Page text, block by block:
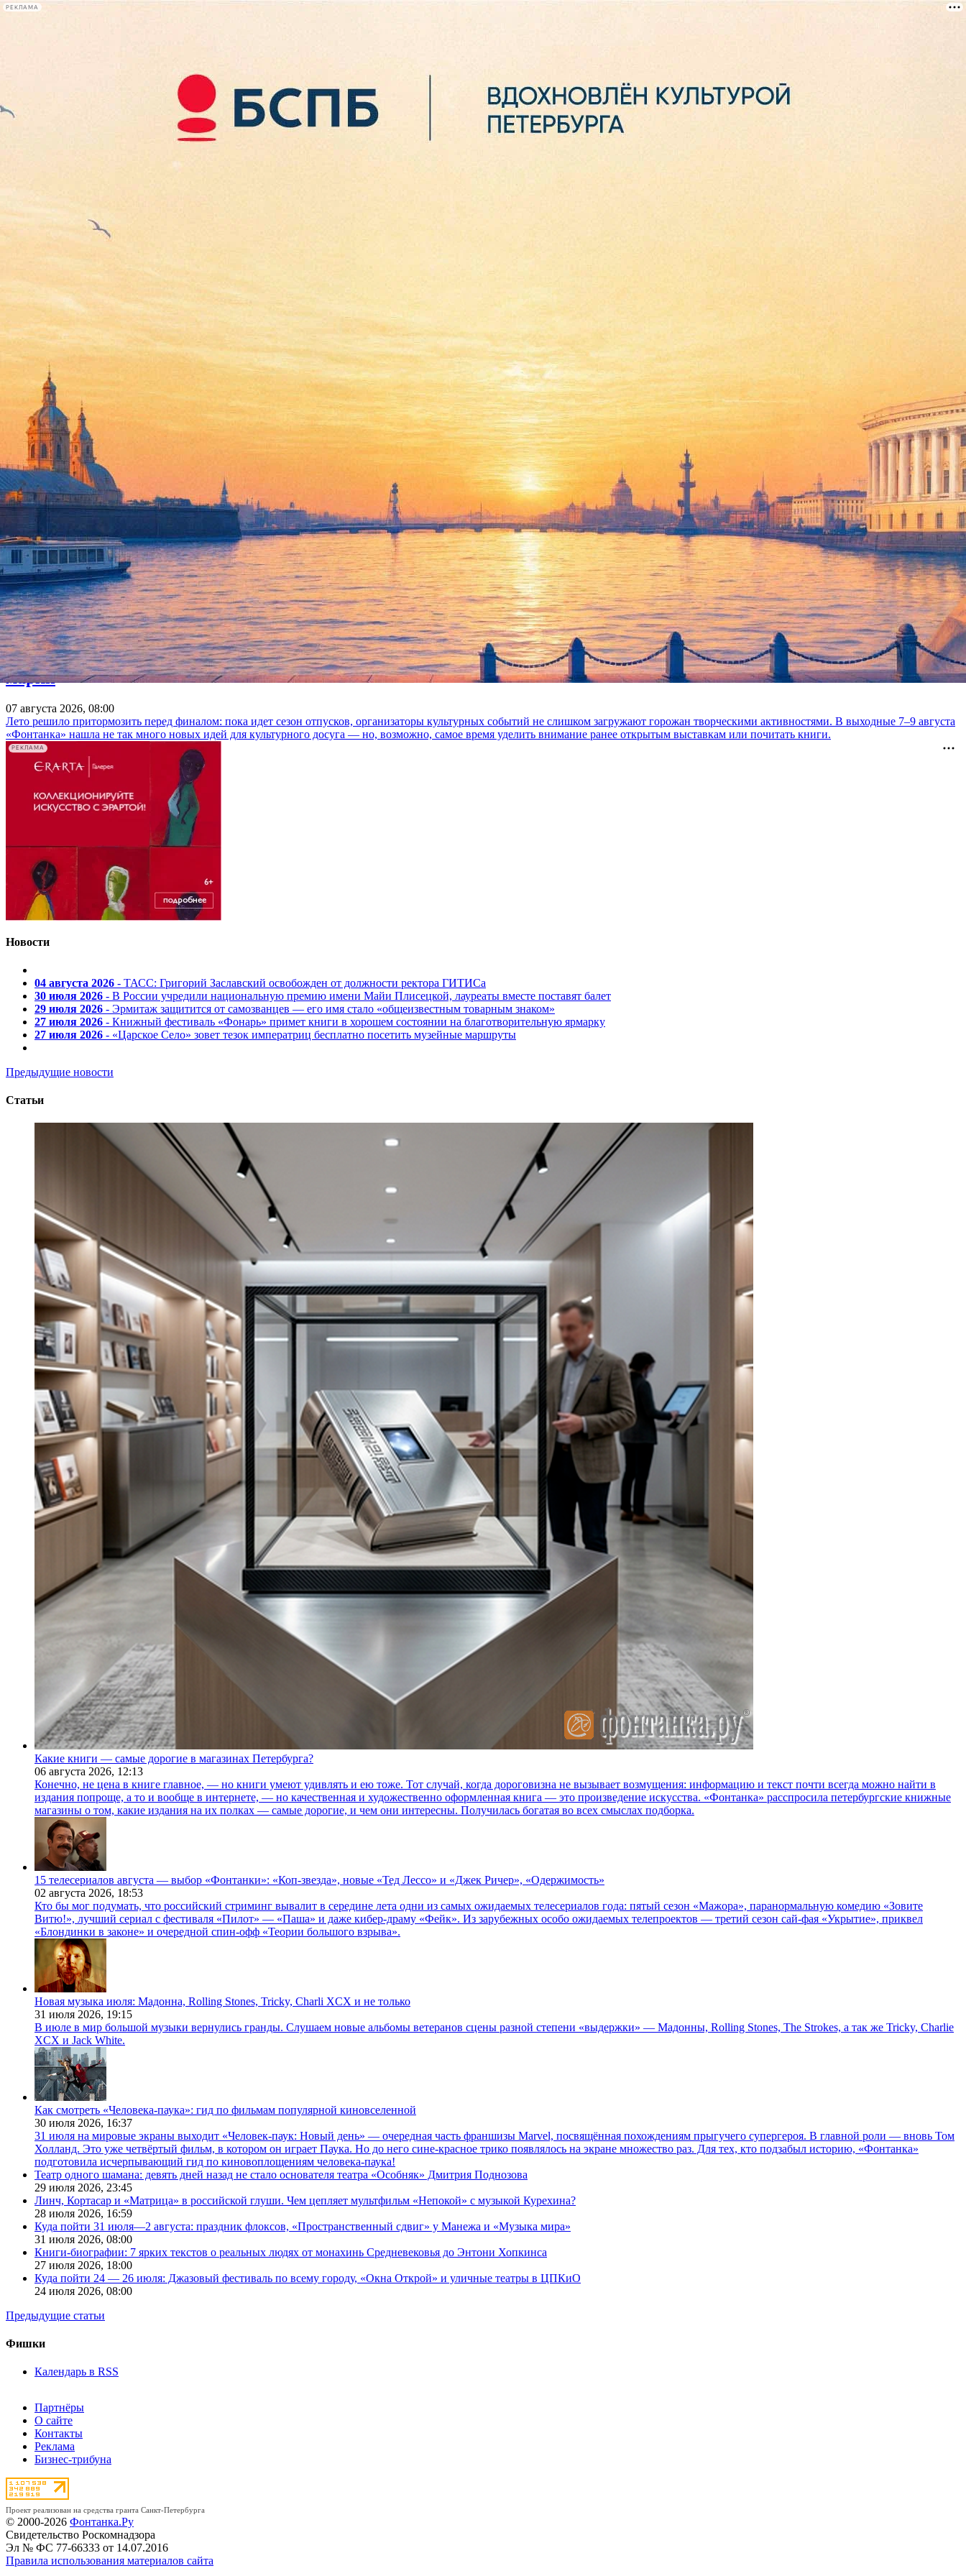
РЕКЛАМА
лекции
книги
20 апреля 2019, суббота
«Выброшен за анонимку». Роман Полански намерен вернуться в Американскую киноакадемию после скандала с #MeeToo
14:58:
Клоунесса, футболист и дрессировщик морских львов: 9 молодых артистов, которые изменят ваше представление о цирке
26 апреля, 31 мая и 28 июня - Театр Эстрады научит вас жениться
Архив предыдущих материалов
Куда пойти 7–9 августа: «Пикник Афиши», песни «Короля и Шута» в Ледовом, день рождения Зощенко и кубинские
марки
07 августа 2026, 08:00
Лето решило притормозить перед финалом: пока идет сезон отпусков, организаторы культурных событий не слишком загружают горожан творческими активностями. В выходные 7–9 августа
«Фонтанка» нашла не так много новых идей для культурного досуга — но, возможно, самое время уделить внимание ранее открытым выставкам или почитать книги.
РЕКЛАМА
Новости
04 августа 2026 - ТАСС: Григорий Заславский освобожден от должности ректора ГИТИСа
30 июля 2026 - В России учредили национальную премию имени Майи Плисецкой, лауреаты вместе поставят балет
29 июля 2026 - Эрмитаж защитится от самозванцев — его имя стало «общеизвестным товарным знаком»
27 июля 2026 - Книжный фестиваль «Фонарь» примет книги в хорошем состоянии на благотворительную ярмарку
27 июля 2026 - «Царское Село» зовет тезок императриц бесплатно посетить музейные маршруты
Предыдущие новости
Статьи
Какие книги — самые дорогие в магазинах Петербурга?
06 августа 2026, 12:13
Конечно, не цена в книге главное, — но книги умеют удивлять и ею тоже. Тот случай, когда дороговизна не вызывает возмущения: информацию и текст почти всегда можно найти в
издания попроще, а то и вообще в интернете, — но качественная и художественно оформленная книга — это произведение искусства. «Фонтанка» расспросила петербургские книжные
магазины о том, какие издания на их полках — самые дорогие, и чем они интересны. Получилась богатая во всех смыслах подборка.
15 телесериалов августа — выбор «Фонтанки»: «Коп-звезда», новые «Тед Лессо» и «Джек Ричер», «Одержимость»
02 августа 2026, 18:53
Кто бы мог подумать, что российский стриминг вывалит в середине лета одни из самых ожидаемых телесериалов года: пятый сезон «Мажора», паранормальную комедию «Зовите
Витю!», лучший сериал с фестиваля «Пилот» — «Паша» и даже кибер-драму «Фейк». Из зарубежных особо ожидаемых телепроектов — третий сезон сай-фая «Укрытие», приквел
«Блондинки в законе» и очередной спин-офф «Теории большого взрыва».
Новая музыка июля: Мадонна, Rolling Stones, Tricky, Charli XCX и не только
31 июля 2026, 19:15
В июле в мир большой музыки вернулись гранды. Слушаем новые альбомы ветеранов сцены разной степени «выдержки» — Мадонны, Rolling Stones, The Strokes, а так же Tricky, Charlie
XCX и Jack White.
Как смотреть «Человека-паука»: гид по фильмам популярной киновселенной
30 июля 2026, 16:37
31 июля на мировые экраны выходит «Человек-паук: Новый день» — очередная часть франшизы Marvel, посвящённая похождениям прыгучего супергероя. В главной роли — вновь Том
Холланд. Это уже четвёртый фильм, в котором он играет Паука. Но до него сине-красное трико появлялось на экране множество раз. Для тех, кто подзабыл историю, «Фонтанка»
подготовила исчерпывающий гид по киновоплощениям человека-паука!
Театр одного шамана: девять дней назад не стало основателя театра «Особняк» Дмитрия Поднозова
29 июля 2026, 23:45
Линч, Кортасар и «Матрица» в российской глуши. Чем цепляет мультфильм «Непокой» с музыкой Курехина?
28 июля 2026, 16:59
Куда пойти 31 июля—2 августа: праздник флоксов, «Пространственный сдвиг» у Манежа и «Музыка мира»
31 июля 2026, 08:00
Книги-биографии: 7 ярких текстов о реальных людях от монахинь Средневековья до Энтони Хопкинса
27 июля 2026, 18:00
Куда пойти 24 — 26 июля: Джазовый фестиваль по всему городу, «Окна Открой» и уличные театры в ЦПКиО
24 июля 2026, 08:00
Предыдущие статьи
Фишки
Календарь в RSS
Партнёры
О сайте
Контакты
Реклама
Бизнес-трибуна
Проект реализован на средства гранта Санкт-Петербурга
© 2000-2026 Фонтанка.Ру
Свидетельство Роскомнадзора
Эл № ФС 77-66333 от 14.07.2016
Правила использования материалов сайта